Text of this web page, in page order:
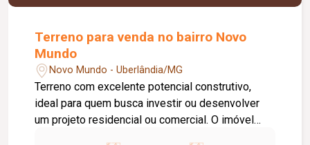
Terreno para venda no bairro Novo
Mundo
Novo Mundo - Uberlândia/MG
Terreno com excelente potencial construtivo,
ideal para quem busca investir ou desenvolver
um projeto residencial ou comercial. O imóvel